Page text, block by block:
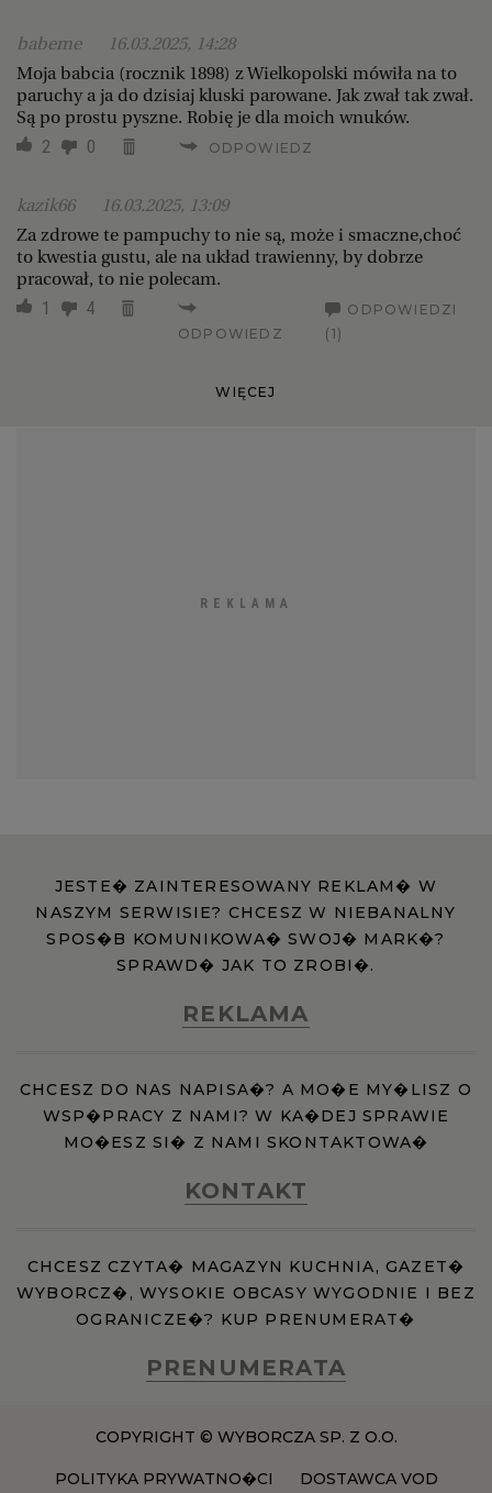
babeme
16.03.2025, 14:28
Moja babcia (rocznik 1898) z Wielkopolski mówiła na to
paruchy a ja do dzisiaj kluski parowane. Jak zwał tak zwał.
Są po prostu pyszne. Robię je dla moich wnuków.
2 0 ODPOWIEDZ
kazik66
16.03.2025, 13:09
Za zdrowe te pampuchy to nie są, może i smaczne,choć
to kwestia gustu, ale na układ trawienny, by dobrze
pracował, to nie polecam.
1 4
ODPOWIEDZ
ODPOWIEDZI
(1)
WIĘCEJ
JESTE� ZAINTERESOWANY REKLAM� W
NASZYM SERWISIE? CHCESZ W NIEBANALNY
SPOS�B KOMUNIKOWA� SWOJ� MARK�?
SPRAWD� JAK TO ZROBI�.
REKLAMA
CHCESZ DO NAS NAPISA�? A MO�E MY�LISZ O
WSP�PRACY Z NAMI? W KA�DEJ SPRAWIE
MO�ESZ SI� Z NAMI SKONTAKTOWA�
KONTAKT
CHCESZ CZYTA� MAGAZYN KUCHNIA, GAZET�
WYBORCZ�, WYSOKIE OBCASY WYGODNIE I BEZ
OGRANICZE�? KUP PRENUMERAT�
PRENUMERATA
COPYRIGHT © WYBORCZA SP. Z O.O.
POLITYKA PRYWATNO�CI DOSTAWCA VOD